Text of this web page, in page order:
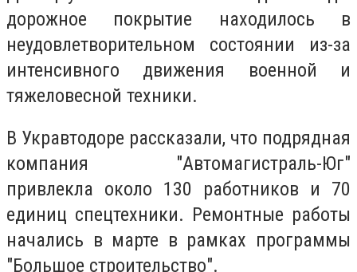
дорожное покрытие находилось в
неудовлетворительном состоянии из-за
интенсивного движения военной и
тяжеловесной техники.
В Укравтодоре рассказали, что подрядная
компания "Автомагистраль-Юг"
привлекла около 130 работников и 70
единиц спецтехники. Ремонтные работы
начались в марте в рамках программы
"Большое строительство".